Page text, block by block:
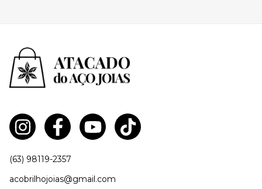
(63) 98119-2357
acobrilhojoias@gmail.com